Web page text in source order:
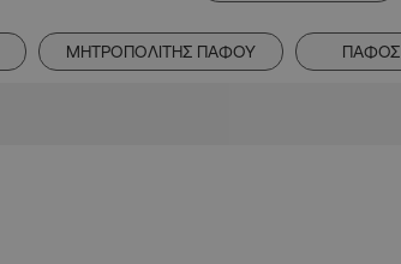
ΜΗΤΡΟΠΟΛΙΤΗΣ ΠΑΦΟΥ ΠΑΦΟΣ